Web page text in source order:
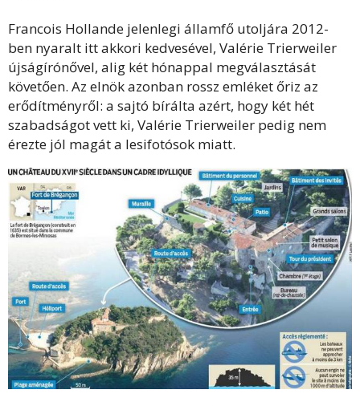
Francois Hollande jelenlegi államfő utoljára 2012-
ben nyaralt itt akkori kedvesével, Valérie Trierweiler
újságírónővel, alig két hónappal megválasztását
követően. Az elnök azonban rossz emléket őriz az
erődítményről: a sajtó bírálta azért, hogy két hét
szabadságot vett ki, Valérie Trierweiler pedig nem
érezte jól magát a lesifotósok miatt.